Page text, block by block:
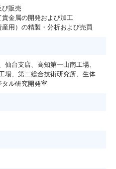
び販売
金属の開発および加工
用）の精製・分析および売買
台支店、高知第一山南工場、
場、第二総合技術研究所、生体
ル研究開発室